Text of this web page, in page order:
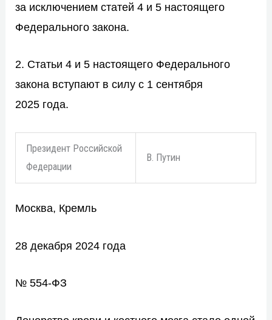
за исключениемстатей 4 и5 настоящего
Федерального закона.
2. Статьи 4 и5 настоящего Федерального
закона вступают в силу с 1 сентября
2025 года.
Президент Российской
Федерации
В. Путин
Москва, Кремль
28 декабря 2024 года
№ 554-ФЗ